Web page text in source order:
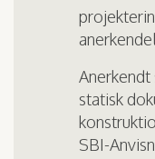
statisk
SBI-